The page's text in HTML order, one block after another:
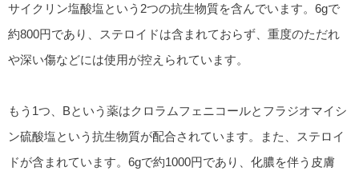
サイクリン塩酸塩という2つの抗生物質を含んでいます。6gで
約800円であり、ステロイドは含まれておらず、重度のただれ
や深い傷などには使用が控えられています。
もう1つ、Bという薬はクロラムフェニコールとフラジオマイシ
ン硫酸塩という抗生物質が配合されています。また、ステロイ
ドが含まれています。6gで約1000円であり、化膿を伴う皮膚